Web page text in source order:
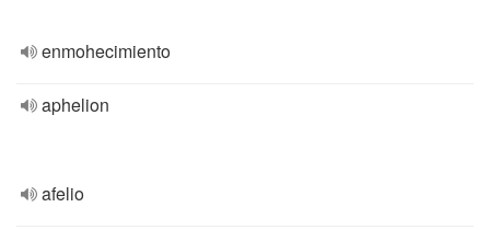
enmohecimiento
aphelion
afelio